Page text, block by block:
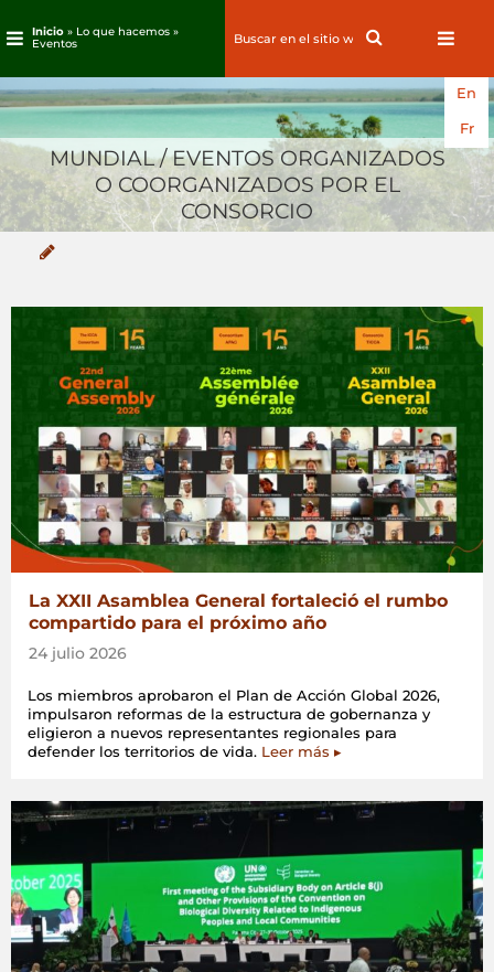
Ir
al
contenido
Inicio» Lo que hacemos »
Eventos
Search
En
Fr
MUNDIAL / EVENTOS ORGANIZADOS
O COORGANIZADOS POR EL
CONSORCIO
La XXII Asamblea General fortaleció el rumbo
compartido para el próximo año
24 julio 2026
Los miembros aprobaron el Plan de Acción Global 2026,
impulsaron reformas de la estructura de gobernanza y
eligieron a nuevos representantes regionales para
defender los territorios de vida. Leer más ▸